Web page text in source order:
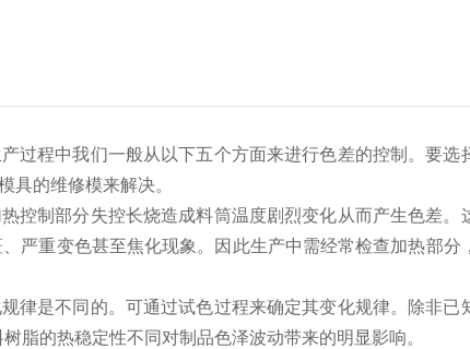
过程中我们一般从以下五个方面来进行色差的控制。要选
具的维修模来解决。
控制部分失控长烧造成料筒温度剧烈变化从而产生色差。
严重变色甚至焦化现象。因此生产中需经常检查加热部分
律是不同的。可通过试色过程来确定其变化规律。除非已
脂的热稳定性不同对制品色泽波动带来的明显影响。